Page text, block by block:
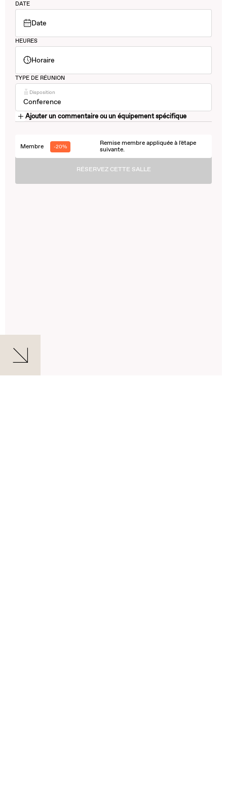
DATE
Date
HEURES
Horaire
TYPE DE RÉUNION
Disposition
Conference
Ajouter un commentaire ou un équipement spécifique
Membre -20%
Remise membre appliquée à l'étape
suivante.
RÉSERVEZ CETTE SALLE